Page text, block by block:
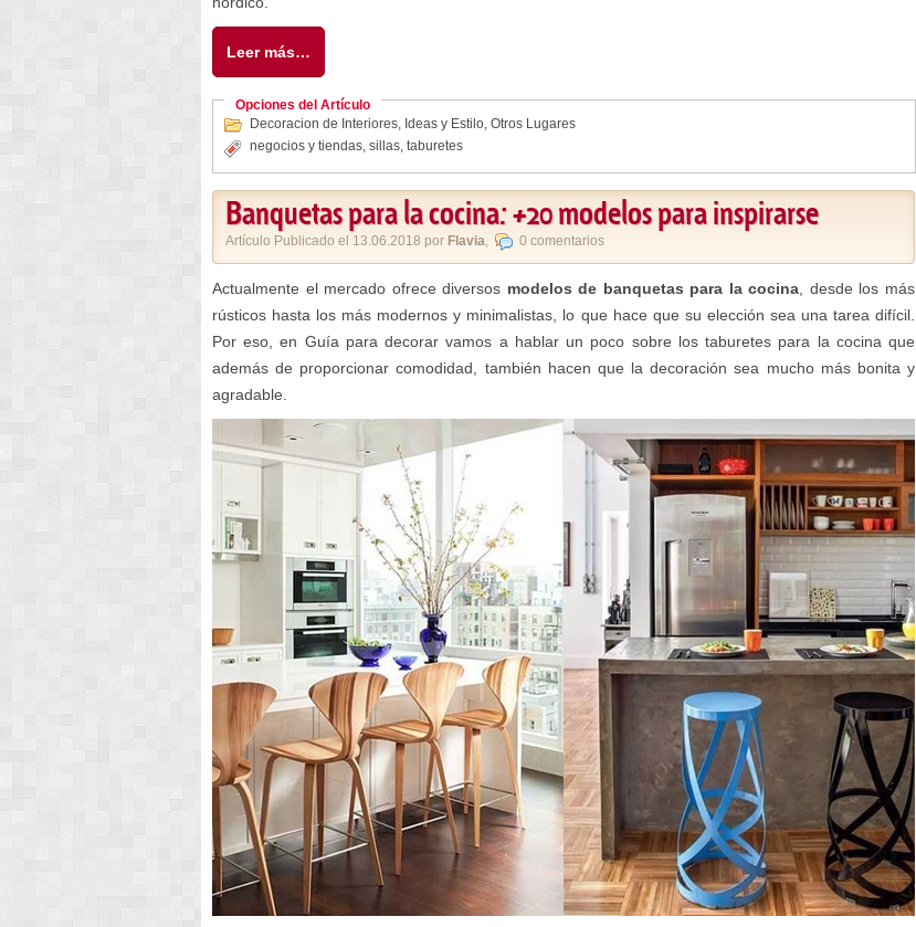
Leer más…
Opciones del Artículo
Decoracion de Interiores Ideas y Estilo Otros Lugares
negocios y tiendas sillas taburetes
Banquetas para la cocina: +20 modelos para inspirarse
Artículo Publicado el 13.06.2018 por Flavia 0 comentarios
Actualmente el mercado ofrece diversos modelos de banquetas para la cocina , desde los más
rústicos hasta los más modernos y minimalistas, lo que hace que su elección sea una tarea difícil.
Por eso, en Guía para decorar vamos a hablar un poco sobre los taburetes para la cocina que
además de proporcionar comodidad, también hacen que la decoración sea mucho más bonita y
agradable.